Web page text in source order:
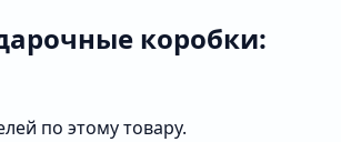
коробки:
по этому товару.